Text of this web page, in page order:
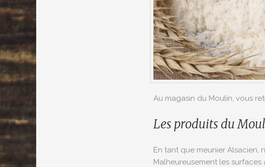
Au magasin du Moulin, vous
Les produits du
En tant que meunier Alsacien,
Malheureusement les